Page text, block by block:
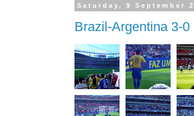
Saturday, 9 September
Brazil-Argentina 3-0